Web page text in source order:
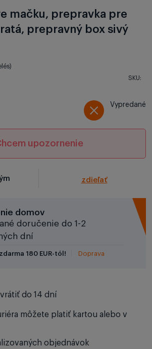
mačku, prepravka pre
prepravný box sivý
SKU:
Vypredané
upozornenie
zdieľať
domov
doručenie do 1-2
dní
180 EUR-tól! Doprava
do 14 dní
môžete platiť kartou alebo v
objednávok